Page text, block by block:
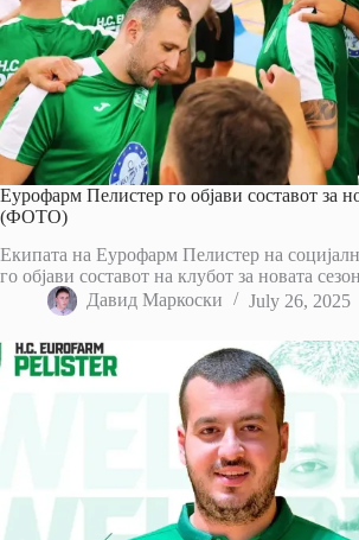
Еурофарм Пелистер го објави составот за
(ФОТО)
Екипата на Еурофарм Пелистер на
го објави составот на клубот за новата
Давид Маркоски
July 26, 2025